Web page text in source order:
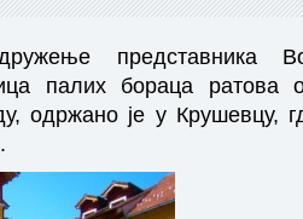
представника
палих бораца ратова
одржано је у Крушевцу,